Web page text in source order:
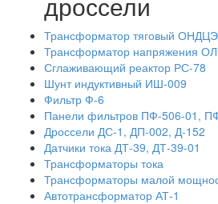
Трансформатор тяговый
Трансформатор напряжения
Сглаживающий реактор РС-78
Шунт индуктивный ИШ-009
Фильтр Ф-6
Панели фильтров ПФ-506-01,
Дроссели ДС-1, ДП-002, Д-152
Датчики тока ДТ-39, ДТ-39-01
Трансформаторы тока
Трансформаторы малой
Автотрансформатор АТ-1